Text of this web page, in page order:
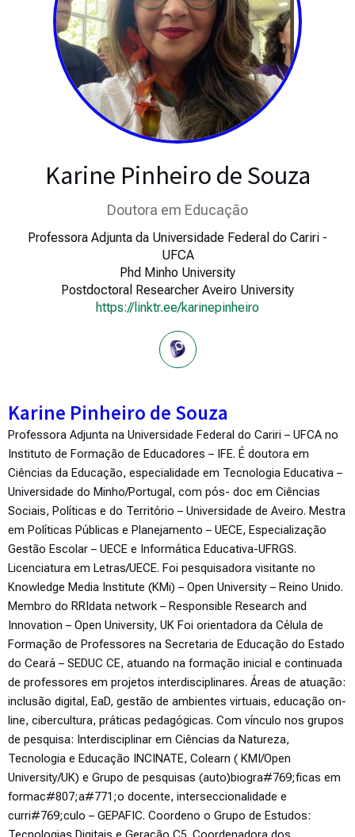
Karine Pinheiro de Souza
Doutora em Educação
Professora Adjunta da Universidade Federal do Cariri -
UFCA
Phd Minho University
Postdoctoral Researcher Aveiro University
https://linktr.ee/karinepinheiro
Karine Pinheiro de Souza
Professora Adjunta na Universidade Federal do Cariri – UFCA no
Instituto de Formação de Educadores – IFE. É doutora em
Ciências da Educação, especialidade em Tecnologia Educativa –
Universidade do Minho/Portugal, com pós- doc em Ciências
Sociais, Políticas e do Território – Universidade de Aveiro. Mestra
em Políticas Públicas e Planejamento – UECE, Especialização
Gestão Escolar – UECE e Informática Educativa-UFRGS.
Licenciatura em Letras/UECE. Foi pesquisadora visitante no
Knowledge Media Institute (KMi) – Open University – Reino Unido.
Membro do RRIdata network – Responsible Research and
Innovation – Open University, UK Foi orientadora da Célula de
Formação de Professores na Secretaria de Educação do Estado
do Ceará – SEDUC CE, atuando na formação inicial e continuada
de professores em projetos interdisciplinares. Áreas de atuação:
inclusão digital, EaD, gestão de ambientes virtuais, educação on-
line, cibercultura, práticas pedagógicas. Com vínculo nos grupos
de pesquisa: Interdisciplinar em Ciências da Natureza,
Tecnologia e Educação INCINATE, Colearn ( KMI/Open
University/UK) e Grupo de pesquisas (auto)biogra#769;ficas em
formac#807;a#771;o docente, interseccionalidade e
curri#769;culo – GEPAFIC. Coordeno o Grupo de Estudos: